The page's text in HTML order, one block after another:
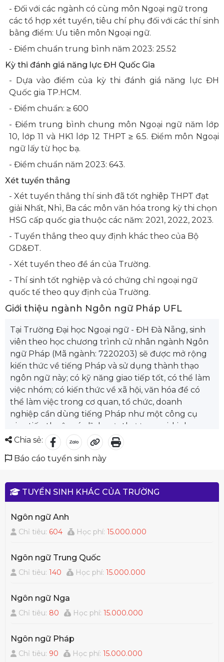
- Đối với các ngành có cùng môn Ngoại ngữ trong
các tổ hợp xét tuyển, tiêu chí phụ đối với các thí sinh
bằng điểm: Ưu tiên môn Ngoại ngữ.
- Điểm chuẩn trung bình năm 2023: 25.52
Kỳ thi đánh giá năng lực ĐH Quốc Gia
- Dựa vào điểm của kỳ thi đánh giá năng lực ĐH
Quốc gia TP.HCM.
- Điểm chuẩn: ≥ 600
- Điểm trung bình chung môn Ngoại ngữ năm lớp
10, lớp 11 và HK1 lớp 12 THPT ≥ 6.5. Điểm môn Ngoại
ngữ lấy từ học bạ.
- Điểm chuẩn năm 2023: 643.
Xét tuyển thẳng
- Xét tuyển thẳng thí sinh đã tốt nghiệp THPT đạt
giải Nhất, Nhì, Ba các môn văn hóa trong kỳ thi chọn
HSG cấp quốc gia thuộc các năm: 2021, 2022, 2023.
- Tuyển thẳng theo quy định khác theo của Bộ
GD&ĐT.
- Xét tuyển theo đề án của Trường.
- Thí sinh tốt nghiệp và có chứng chỉ ngoại ngữ
quốc tế theo quy định của Trường.
Giới thiệu ngành Ngôn ngữ Pháp UFL
Tại Trường Đại học Ngoại ngữ - ĐH Đà Nẵng, sinh
viên theo học chương trình cử nhân ngành Ngôn
ngữ Pháp (Mã ngành: 7220203) sẽ được mở rộng
kiến thức về tiếng Pháp và sử dụng thành thạo
ngôn ngữ này; có kỹ năng giao tiếp tốt, có thể làm
việc nhóm; có kiến thức về xã hội, văn hóa để có
thể làm việc trong cơ quan, tổ chức, doanh
nghiệp cần dùng tiếng Pháp như một công cụ
giao tiếp thuộc các lĩnh vực thương mại, kinh
doanh, văn phòng, nhằm đáp ứng nhu cầu của thị
trường lao động trong xu thế hội nhập quốc tế.
Sinh viên khoa Ngôn ngữ Pháp được học tập
hiện đại; tra cứu tài liệu, truy cập Internet tại thư
viện trường, đặc biệt là mượn sách báo tiếng
ngoài; ...
Ngành Ngôn ngữ Pháp có nhiều cơ hội việc làm ở
quán, chuyên viên của các tổ chức phi chính phủ,
nhà nghiên cứu văn hóa, nhân viên cho các công
nước nói tiếng Pháp, giảng dạy, ...
Chia sẻ:
Báo cáo tuyển sinh này
TUYỂN SINH KHÁC CỦA TRƯỜNG
Ngôn ngữ Anh
Chỉ tiêu: 604 Học phí:15.000.000
Ngôn ngữ Trung Quốc
Chỉ tiêu:140 Học phí:15.000.000
Ngôn ngữ Nga
Chỉ tiêu: 80 Học phí:15.000.000
Ngôn ngữ Pháp
Chỉ tiêu: 90 Học phí:15.000.000